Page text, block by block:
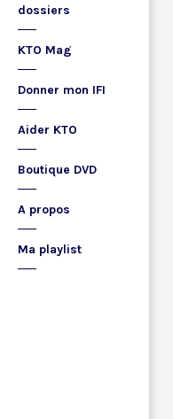
dossiers
KTO Mag
Donner mon IFI
Aider KTO
Boutique DVD
A propos
Ma playlist